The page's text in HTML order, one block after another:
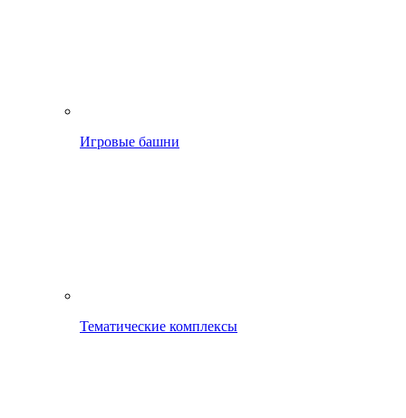
Игровые башни
Тематические комплексы